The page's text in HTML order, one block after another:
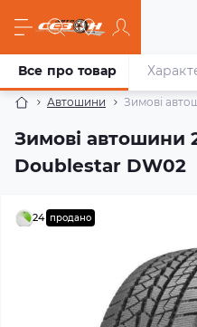
Автошини Зимові
Зимові автошини
Doublestar DW02
Все про товар
24 продано